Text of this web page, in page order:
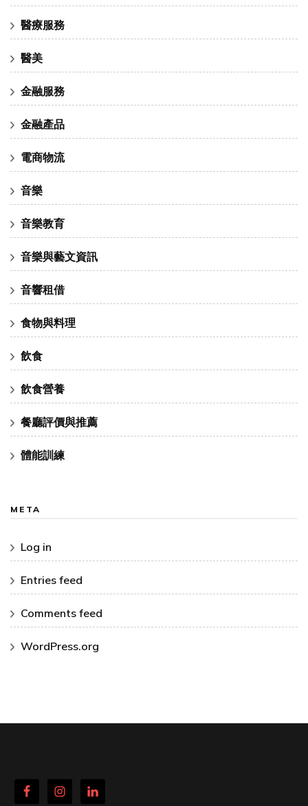
醫療服務
醫美
金融服務
金融產品
電商物流
音樂
音樂教育
音樂與藝文資訊
音響租借
食物與料理
飲食
飲食營養
餐廳評價與推薦
體能訓練
META
Log in
Entries feed
Comments feed
WordPress.org